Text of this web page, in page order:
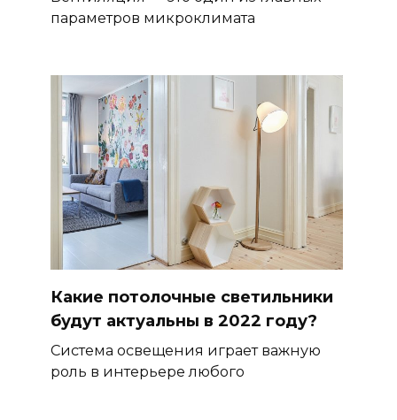
параметров микроклимата
Какие потолочные светильники
будут актуальны в 2022 году?
Система освещения играет важную
роль в интерьере любого